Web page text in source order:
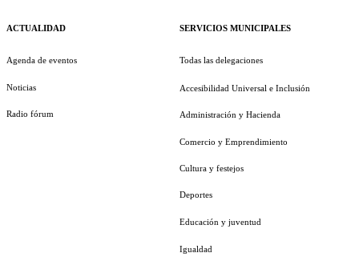
ACTUALIDAD
Agenda de eventos
Noticias
Radio fórum
SERVICIOS MUNICIPALES
Todas las delegaciones
Accesibilidad Universal e Inclusión
Administración y Hacienda
Comercio y Emprendimiento
Cultura y festejos
Deportes
Educación y juventud
Igualdad